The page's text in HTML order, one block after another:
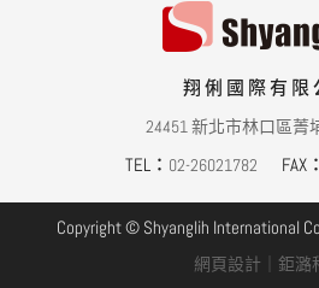
翔俐國際有限
24451 新北市林口區菁
TEL： 02-26021782 FAX：
Copyright © Shyanglih International
網頁設計 ｜鉅